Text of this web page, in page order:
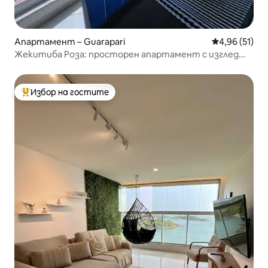
Апартамент – Guarapari Средна
4,96 (51)
Жекитиба Роза: просторен апартамент с изглед
Най-популярен избор на гостите
Избор на гостите